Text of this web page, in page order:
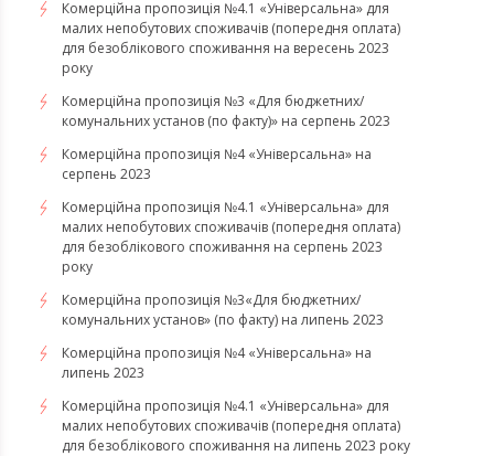
Комерційна пропозиція №4.1 «Універсальна» для
малих непобутових споживачів (попередня оплата)
для безоблікового споживання на вересень 2023
року
Комерційна пропозиція №3 «Для бюджетних/
комунальних установ (по факту)» на серпень 2023
Комерційна пропозиція №4 «Універсальна» на
серпень 2023
Комерційна пропозиція №4.1 «Універсальна» для
малих непобутових споживачів (попередня оплата)
для безоблікового споживання на серпень 2023
року
​​​​​​​Комерційна пропозиція №3«Для бюджетних/
комунальних установ» (по факту) на липень 2023
Комерційна пропозиція №4 «Універсальна» на
липень 2023
Комерційна пропозиція №4.1 «Універсальна» для
малих непобутових споживачів (попередня оплата)
для безоблікового споживання на липень 2023 року